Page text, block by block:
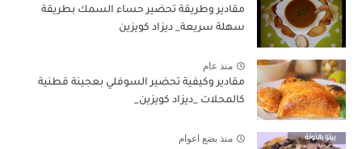
مقادير وطريقة تحضير حساء السمك بطريقة
سهلة سريعة_ ديزاد كويزين
منذ عام
مقادير وكيفية تحضير السوفلي بعجينة قطنية
كالمحلات _ديزاد كويزين_
منذ بضع اعوام